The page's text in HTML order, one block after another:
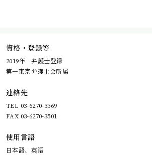
資格・登録等
2019年 弁護士登録
第一東京弁護士会所属
連絡先
TEL 03-6270-3569
FAX 03-6270-3501
使用言語
日本語、英語